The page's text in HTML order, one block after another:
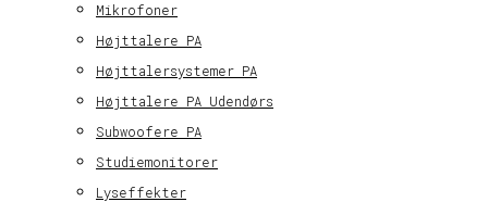
Mikrofoner
Højttalere PA
Højttalersystemer PA
Højttalere PA Udendørs
Subwoofere PA
Studiemonitorer
Lyseffekter